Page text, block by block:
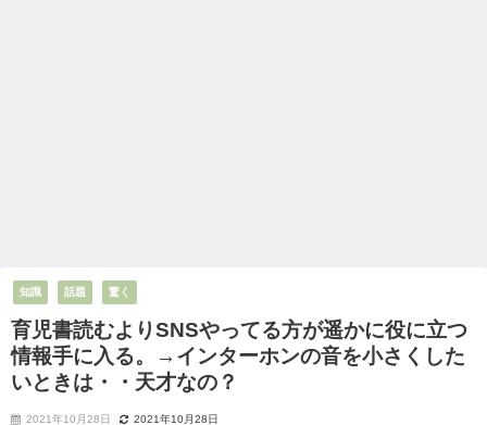
知識 話題 驚く
育児書読むよりSNSやってる方が遥かに役に立つ
情報手に入る。→インターホンの音を小さくした
いときは・・天才なの？
2021年10月28日 2021年10月28日